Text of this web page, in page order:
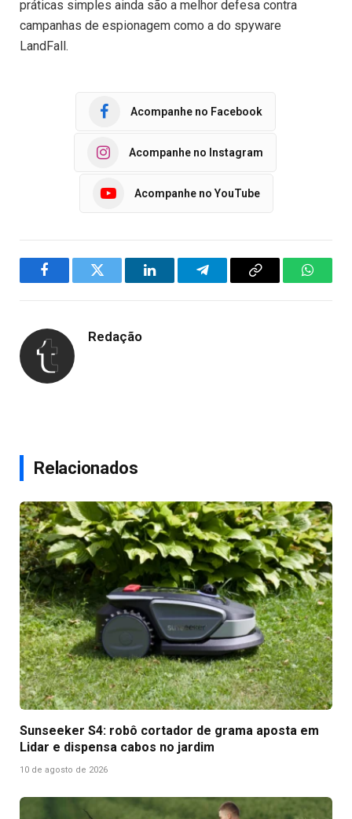
práticas simples ainda são a melhor defesa contra
campanhas de espionagem como a do spyware
LandFall.
Acompanhe no Facebook
Acompanhe no Instagram
Acompanhe no YouTube
FacebookTwitter LinkedInTelegramCopy
Redação
Relacionados
Sunseeker S4: robô cortador de grama aposta em
Lidar e dispensa cabos no jardim
10 de agosto de 2026